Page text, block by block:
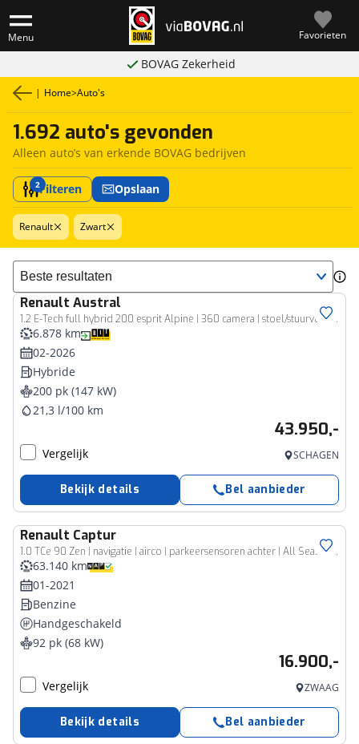
Menu Favorieten
BOVAG Zekerheid
| Home>Auto's
1.692 auto's gevonden
Alleen auto’s van erkende BOVAG bedrijven
2Filteren Opslaan
Renault Zwart
Sorteer resultaten
Renault Austral
1.2 E-Tech full hybrid 200 esprit Alpine | 360 camera | stoel/stuurverwarming | elektr.achterklep | tijdelijk gratis Top Afleverpakket twv Eur 695
6.878 km
02-2026
Hybride
200 pk (147 kW)
21,3 l/100 km
43.950,-
Vergelijk SCHAGEN
Bekijk details Bel aanbieder
Renault Captur
1.0 TCe 90 Zen | navigatie | airco | parkeersensoren achter | All Season banden
63.140 km
01-2021
Benzine
Handgeschakeld
92 pk (68 kW)
16.900,-
Vergelijk ZWAAG
Bekijk details Bel aanbieder